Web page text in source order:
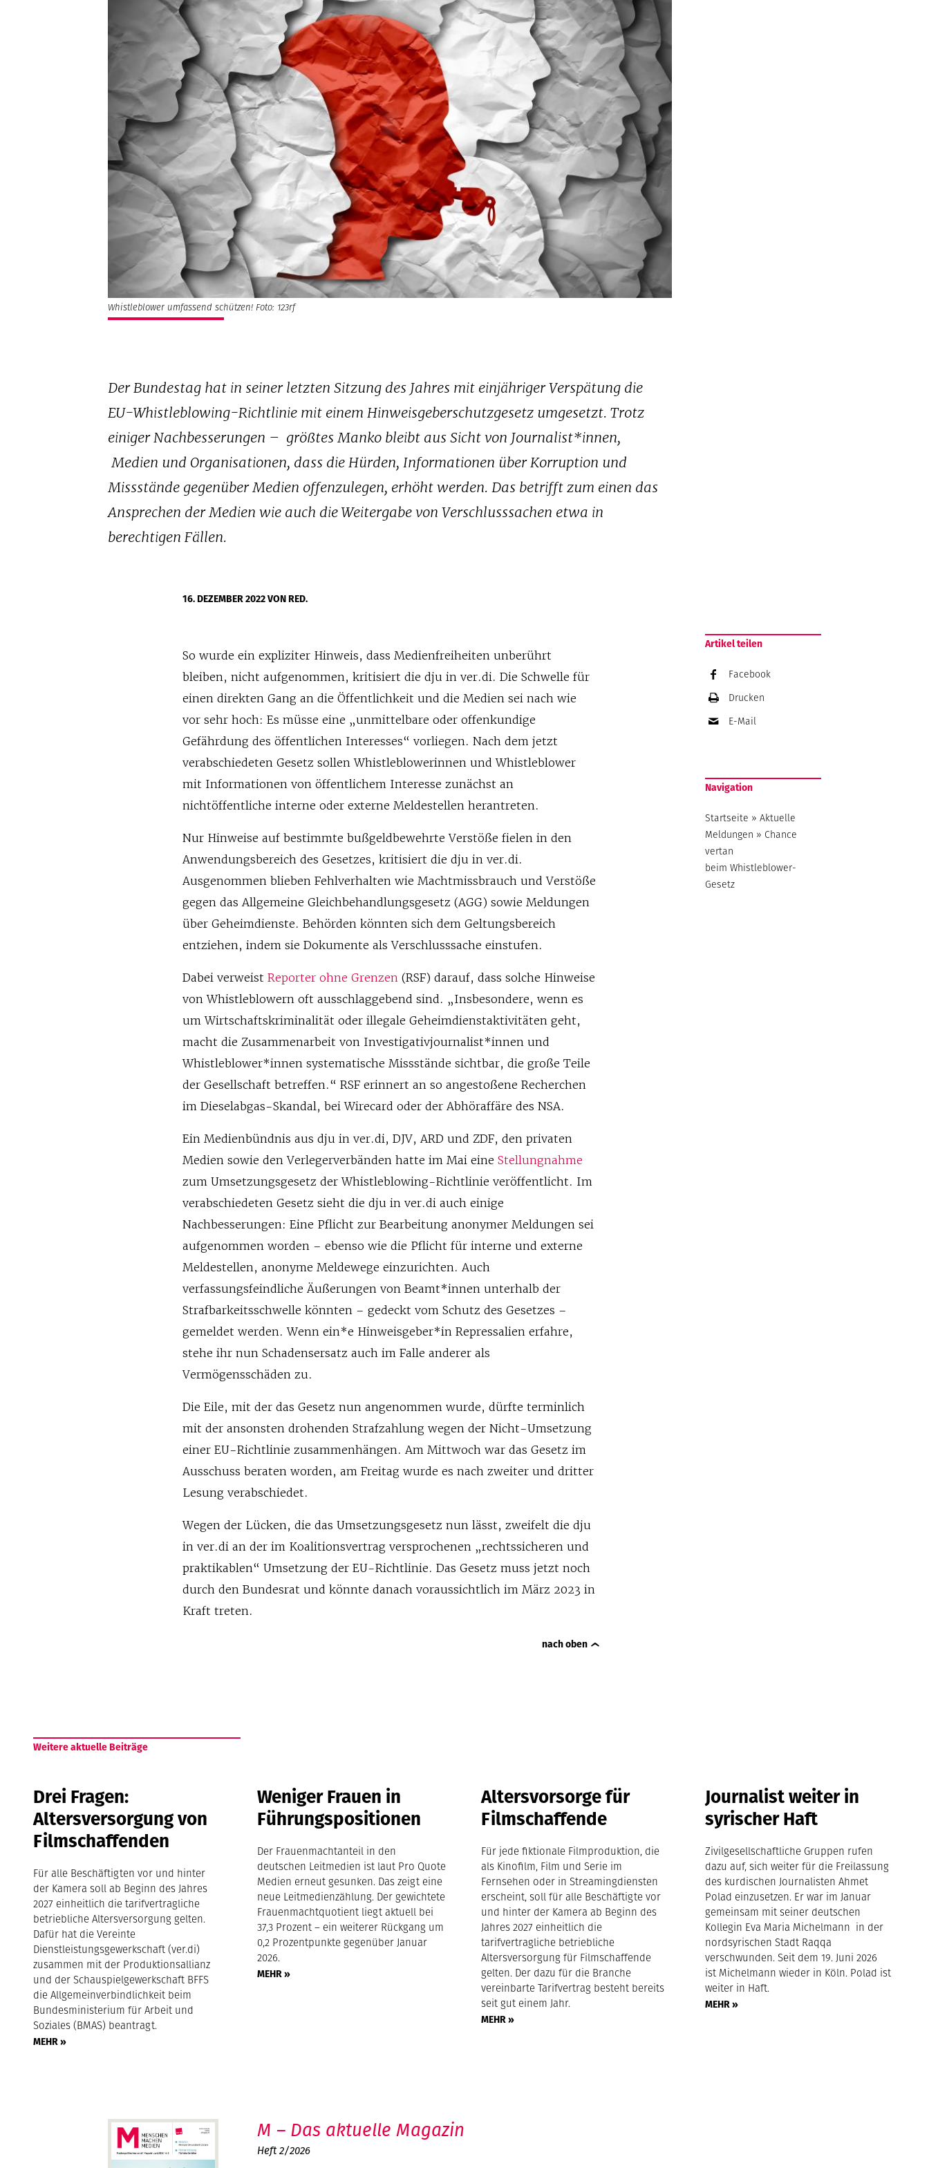
Whistleblower umfassend schützen! Foto: 123rf
Der Bundestag hat in seiner letzten Sitzung des Jahres mit einjähriger Verspätung die
EU-Whistleblowing-Richtlinie mit einem Hinweisgeberschutzgesetz umgesetzt. Trotz
einiger Nachbesserungen – größtes Manko bleibt aus Sicht von Journalist*innen,
Medien und Organisationen, dass die Hürden, Informationen über Korruption und
Missstände gegenüber Medien offenzulegen, erhöht werden. Das betrifft zum einen das
Ansprechen der Medien wie auch die Weitergabe von Verschlusssachen etwa in
berechtigen Fällen.
16. DEZEMBER 2022VON RED.
So wurde ein expliziter Hinweis, dass Medienfreiheiten unberührt
bleiben, nicht aufgenommen, kritisiert die dju in ver.di. Die Schwelle für
einen direkten Gang an die Öffentlichkeit und die Medien sei nach wie
vor sehr hoch: Es müsse eine „unmittelbare oder offenkundige
Gefährdung des öffentlichen Interesses“ vorliegen. Nach dem jetzt
verabschiedeten Gesetz sollen Whistleblowerinnen und Whistleblower
mit Informationen von öffentlichem Interesse zunächst an
nichtöffentliche interne oder externe Meldestellen herantreten.
Nur Hinweise auf bestimmte bußgeldbewehrte Verstöße fielen in den
Anwendungsbereich des Gesetzes, kritisiert die dju in ver.di.
Ausgenommen blieben Fehlverhalten wie Machtmissbrauch und Verstöße
gegen das Allgemeine Gleichbehandlungsgesetz (AGG) sowie Meldungen
über Geheimdienste. Behörden könnten sich dem Geltungsbereich
entziehen, indem sie Dokumente als Verschlusssache einstufen.
Dabei verweistReporter ohne Grenzen (RSF) darauf, dass solche Hinweise
von Whistleblowern oft ausschlaggebend sind. „Insbesondere, wenn es
um Wirtschaftskriminalität oder illegale Geheimdienstaktivitäten geht,
macht die Zusammenarbeit von Investigativjournalist*innen und
Whistleblower*innen systematische Missstände sichtbar, die große Teile
der Gesellschaft betreffen.“ RSF erinnert an so angestoßene Recherchen
im Dieselabgas-Skandal, bei Wirecard oder der Abhöraffäre des NSA.
Ein Medienbündnis aus dju in ver.di, DJV, ARD und ZDF, den privaten
Medien sowie den Verlegerverbänden hatte im Mai eineStellungnahme
zum Umsetzungsgesetz der Whistleblowing-Richtlinie veröffentlicht. Im
verabschiedeten Gesetz sieht die dju in ver.di auch einige
Nachbesserungen: Eine Pflicht zur Bearbeitung anonymer Meldungen sei
aufgenommen worden – ebenso wie die Pflicht für interne und externe
Meldestellen, anonyme Meldewege einzurichten. Auch
verfassungsfeindliche Äußerungen von Beamt*innen unterhalb der
Strafbarkeitsschwelle könnten – gedeckt vom Schutz des Gesetzes –
gemeldet werden. Wenn ein*e Hinweisgeber*in Repressalien erfahre,
stehe ihr nun Schadensersatz auch im Falle anderer als
Vermögensschäden zu.
Die Eile, mit der das Gesetz nun angenommen wurde, dürfte terminlich
mit der ansonsten drohenden Strafzahlung wegen der Nicht-Umsetzung
einer EU-Richtlinie zusammenhängen. Am Mittwoch war das Gesetz im
Ausschuss beraten worden, am Freitag wurde es nach zweiter und dritter
Lesung verabschiedet.
Wegen der Lücken, die das Umsetzungsgesetz nun lässt, zweifelt die dju
in ver.di an der im Koalitionsvertrag versprochenen „rechtssicheren und
praktikablen“ Umsetzung der EU-Richtlinie. Das Gesetz muss jetzt noch
durch den Bundesrat und könnte danach voraussichtlich im März 2023 in
Kraft treten.
nach oben
Artikel teilen
Facebook
Drucken
E-Mail
Navigation
Startseite »Aktuelle
Meldungen » Chance
vertan
beim Whistleblower-
Gesetz
Weitere aktuelle Beiträge
Drei Fragen:
Altersversorgung von
Filmschaffenden
Für alle Beschäftigten vor und hinter
der Kamera soll ab Beginn des Jahres
2027 einheitlich die tarifvertragliche
betriebliche Altersversorgung gelten.
Dafür hat die Vereinte
Dienstleistungsgewerkschaft (ver.di)
zusammen mit der Produktionsallianz
und der Schauspielgewerkschaft BFFS
die Allgemeinverbindlichkeit beim
Bundesministerium für Arbeit und
Soziales (BMAS) beantragt.
MEHR »
Weniger Frauen in
Führungspositionen
Der Frauenmachtanteil in den
deutschen Leitmedien ist laut Pro Quote
Medien erneut gesunken. Das zeigt eine
neue Leitmedienzählung. Der gewichtete
Frauenmachtquotient liegt aktuell bei
37,3 Prozent – ein weiterer Rückgang um
0,2 Prozentpunkte gegenüber Januar
2026.
MEHR »
Altersvorsorge für
Filmschaffende
Für jede fiktionale Filmproduktion, die
als Kinofilm, Film und Serie im
Fernsehen oder in Streamingdiensten
erscheint, soll für alle Beschäftigte vor
und hinter der Kamera ab Beginn des
Jahres 2027 einheitlich die
tarifvertragliche betriebliche
Altersversorgung für Filmschaffende
gelten. Der dazu für die Branche
vereinbarte Tarifvertrag besteht bereits
seit gut einem Jahr.
MEHR »
Journalist weiter in
syrischer Haft
Zivilgesellschaftliche Gruppen rufen
dazu auf, sich weiter für die Freilassung
des kurdischen Journalisten Ahmet
Polad einzusetzen. Er war im Januar
gemeinsam mit seiner deutschen
Kollegin Eva Maria Michelmann in der
nordsyrischen Stadt Raqqa
verschwunden. Seit dem 19. Juni 2026
ist Michelmann wieder in Köln. Polad ist
weiter in Haft.
MEHR »
M – Das aktuelle Magazin
Heft 2/2026